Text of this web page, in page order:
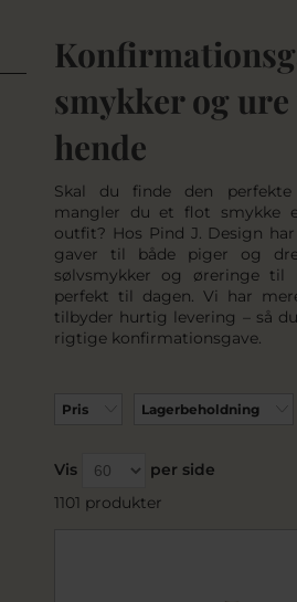
smykker og
hende
Skal du finde den perfekte
mangler du et flot smykke
outfit? Hos Pind J. Design
gaver til både piger og
sølvsmykker og øreringe til
perfekt til dagen. Vi har
tilbyder hurtig levering – så
rigtige konfirmationsgave.
Pris Lagerbeholdning
Vis
per side
1101 produkter